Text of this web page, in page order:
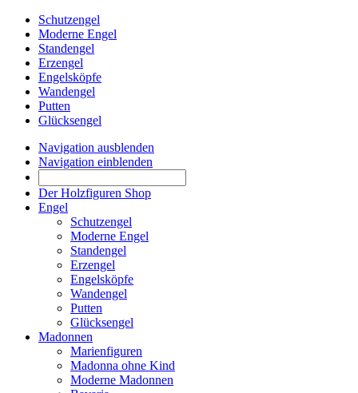
Schutzengel
Moderne Engel
Standengel
Erzengel
Engelsköpfe
Wandengel
Putten
Glücksengel
Navigation ausblenden
Navigation einblenden
Der Holzfiguren Shop
Engel
Schutzengel
Moderne Engel
Standengel
Erzengel
Engelsköpfe
Wandengel
Putten
Glücksengel
Madonnen
Marienfiguren
Madonna ohne Kind
Moderne Madonnen